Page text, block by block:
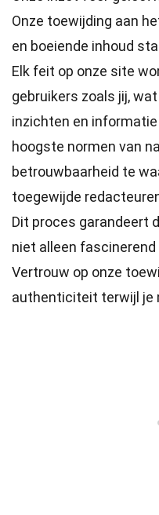
Onze toewijding aan
en boeiende inhoud
Elk feit op onze site
gebruikers zoals jij,
inzichten en
hoogste normen van
betrouwbaarheid te
toegewijde
Dit proces garandeert
niet alleen
Vertrouw op onze
authenticiteit terwijl je